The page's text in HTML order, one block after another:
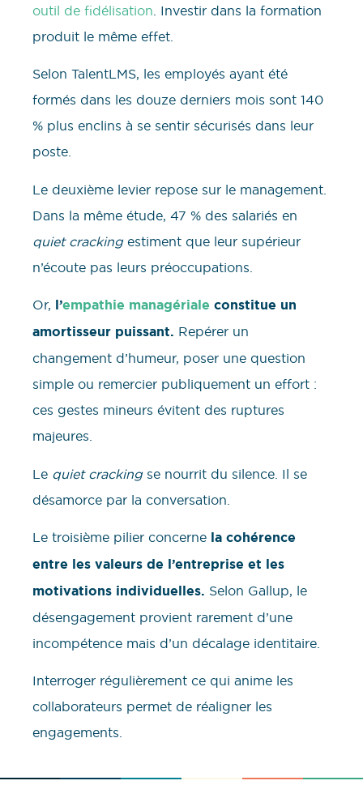
outil de fidélisation. Investir dans la formation
produit le même effet.
Selon TalentLMS, les employés ayant été
formés dans les douze derniers mois sont 140
% plus enclins à se sentir sécurisés dans leur
poste.
Le deuxième levier repose sur le management.
Dans la même étude, 47 % des salariés en
quiet crackingestiment que leur supérieur
n’écoute pas leurs préoccupations.
Or, l’empathie managériale constitue un
amortisseur puissant. Repérer un
changement d’humeur, poser une question
simple ou remercier publiquement un effort :
ces gestes mineurs évitent des ruptures
majeures.
Le quiet crackingse nourrit du silence. Il se
désamorce par la conversation.
Le troisième pilier concerne la cohérence
entre les valeurs de l’entreprise et les
motivations individuelles. Selon Gallup, le
désengagement provient rarement d’une
incompétence mais d’un décalage identitaire.
Interroger régulièrement ce qui anime les
collaborateurs permet de réaligner les
engagements.